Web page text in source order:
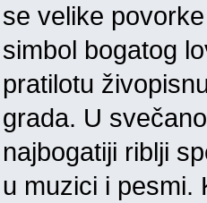
se velike
simbol bogatog
pratilotu
grada. U
najbogatiji riblji
u muzici i pesmi.